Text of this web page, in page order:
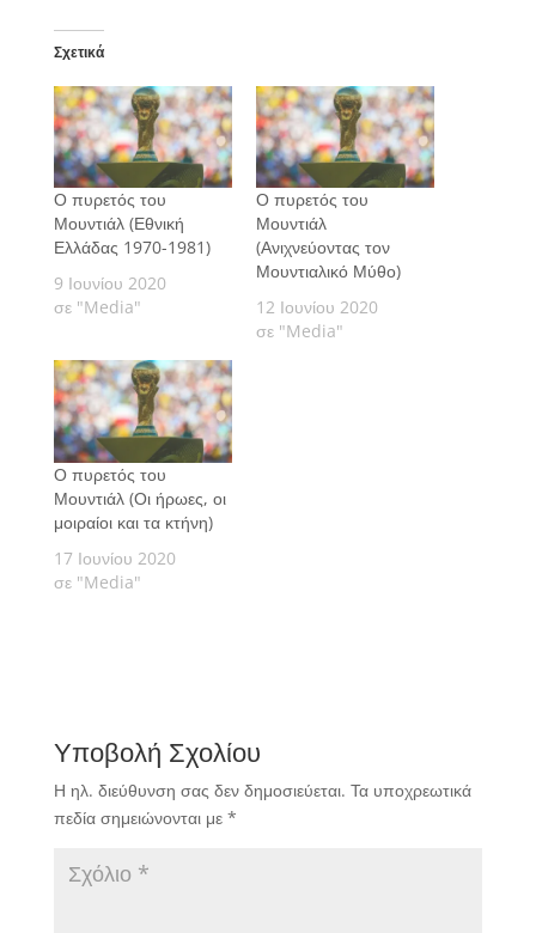
Σχετικά
Ο πυρετός του
Μουντιάλ (Εθνική
Ελλάδας 1970-1981)
9 Ιουνίου 2020
σε "Media"
Ο πυρετός του
Μουντιάλ
(Ανιχνεύοντας τον
Μουντιαλικό Μύθο)
12 Ιουνίου 2020
σε "Media"
Ο πυρετός του
Μουντιάλ (Οι ήρωες, οι
μοιραίοι και τα κτήνη)
17 Ιουνίου 2020
σε "Media"
Υποβολή Σχολίου
Η ηλ. διεύθυνση σας δεν δημοσιεύεται. Τα υποχρεωτικά
πεδία σημειώνονται με *